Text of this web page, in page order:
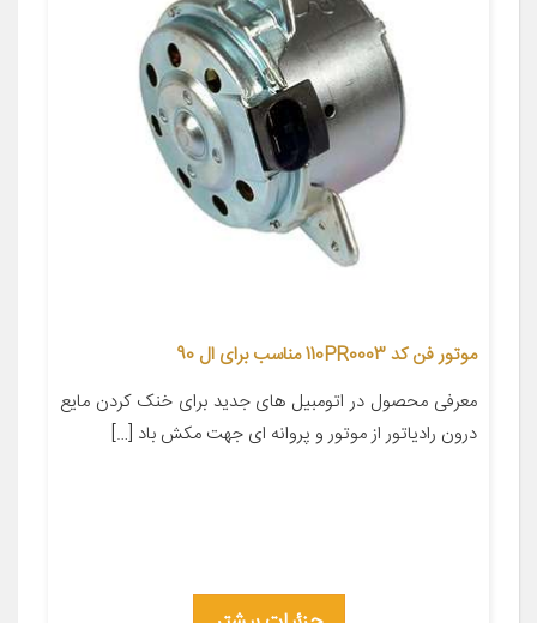
موتور فن کد 110PR0003 مناسب برای ال 90
معرفی محصول در اتومبیل های جدید برای خنک کردن مایع
درون رادیاتور از موتور و پروانه ای جهت مکش باد […]